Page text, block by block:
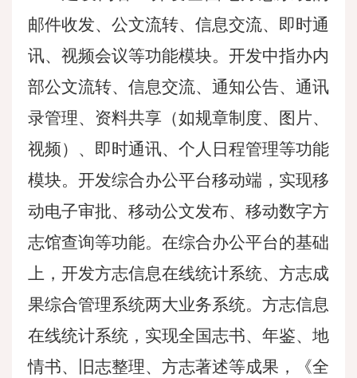
邮件收发、公文流转、信息交流、即时通
讯、视频会议等功能模块。开发中指办内
部公文流转、信息交流、通知公告、通讯
录管理、资料共享（如规章制度、图片、
视频）、即时通讯、个人日程管理等功能
模块。开发综合办公平台移动端，实现移
动电子审批、移动公文发布、移动数字方
志馆查询等功能。在综合办公平台的基础
上，开发方志信息在线统计系统、方志成
果综合管理系统两大业务系统。方志信息
在线统计系统，实现全国志书、年鉴、地
情书、旧志整理、方志著述等成果，《全